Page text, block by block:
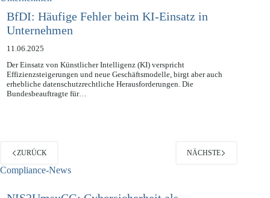
BfDI: Häufige Fehler beim KI-Einsatz in
Unternehmen
11.06.2025
Der Einsatz von Künstlicher Intelligenz (KI) verspricht
Effizienzsteigerungen und neue Geschäftsmodelle, birgt aber auch
erhebliche datenschutzrechtliche Herausforderungen. Die
Bundesbeauftragte für…
ZURÜCK NÄCHSTE
Compliance-News